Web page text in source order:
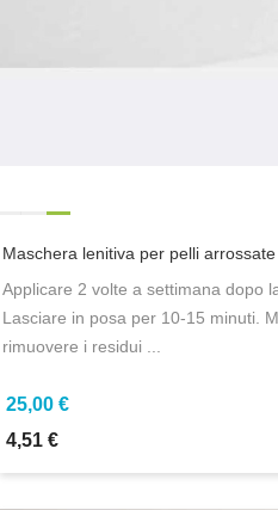
Maschera lenitiva per pelli
Applicare 2 volte a settimana dopo
Lasciare in posa per 10-15 minuti.
rimuovere i residui ...
25,00 €
4,51 €